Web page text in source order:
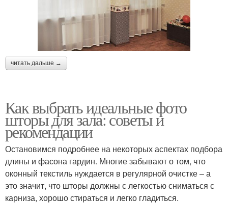
читать дальше →
Как выбрать идеальные фото
шторы для зала: советы и
рекомендации
Остановимся подробнее на некоторых аспектах подбора
длины и фасона гардин. Многие забывают о том, что
оконный текстиль нуждается в регулярной очистке – а
это значит, что шторы должны с легкостью сниматься с
карниза, хорошо стираться и легко гладиться.